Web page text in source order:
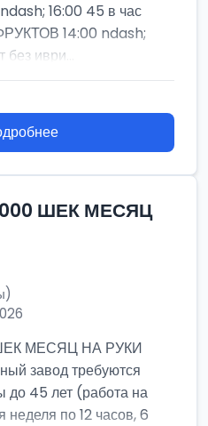
16:00 45 в час
14:00 ndash;
иври...
ШЕК МЕСЯЦ
МЕСЯЦ НА РУКИ
завод требуются
до 45 лет (работа на
по 12 часов, 6